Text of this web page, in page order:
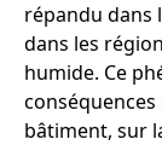
répandu dans
dans les
humide. Ce
bâtiment, sur